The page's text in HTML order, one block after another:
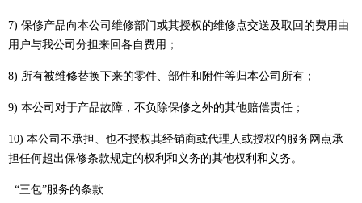
7) 保修产品向本公司维修部门或其授权的维修点交送及取回的费用由
用户与我公司分担来回各自费用；
8) 所有被维修替换下来的零件、部件和附件等归本公司所有；
9) 本公司对于产品故障，不负除保修之外的其他赔偿责任；
10) 本公司不承担、也不授权其经销商或代理人或授权的服务网点承
担任何超出保修条款规定的权利和义务的其他权利和义务。
“三包”服务的条款